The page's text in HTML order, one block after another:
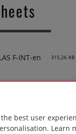
best user
Learn
F-INT-en 315,26 KB